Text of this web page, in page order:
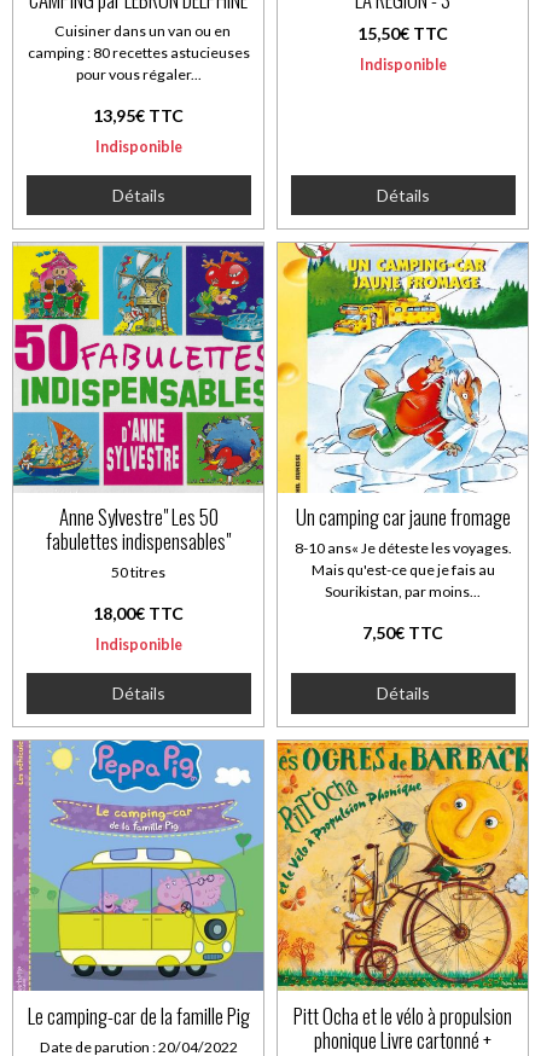
Cuisiner dans un van ou en
camping : 80 recettes astucieuses
pour vous régaler...
13,95€ TTC
Indisponible
Détails
15,50€ TTC
Indisponible
Détails
Anne Sylvestre" Les 50
fabulettes indispensables"
50 titres
18,00€ TTC
Indisponible
Détails
Un camping car jaune fromage
8-10 ans« Je déteste les voyages.
Mais qu'est-ce que je fais au
Sourikistan, par moins...
7,50€ TTC
Détails
Le camping-car de la famille Pig
Date de parution : 20/04/2022
Pitt Ocha et le vélo à propulsion
phonique Livre cartonné +